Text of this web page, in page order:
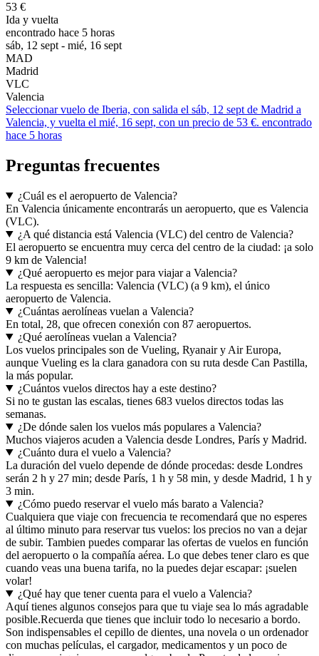
53 €
Ida y vuelta
encontrado hace 5 horas
sáb, 12 sept - mié, 16 sept
MAD
Madrid
VLC
Valencia
Seleccionar vuelo de Iberia, con salida el sáb, 12 sept de Madrid a
Valencia, y vuelta el mié, 16 sept, con un precio de 53 €. encontrado
hace 5 horas
Preguntas frecuentes
¿Cuál es el aeropuerto de Valencia?
En Valencia únicamente encontrarás un aeropuerto, que es Valencia
(VLC).
¿A qué distancia está Valencia (VLC) del centro de Valencia?
El aeropuerto se encuentra muy cerca del centro de la ciudad: ¡a solo
9 km de Valencia!
¿Qué aeropuerto es mejor para viajar a Valencia?
La respuesta es sencilla: Valencia (VLC) (a 9 km), el único
aeropuerto de Valencia.
¿Cuántas aerolíneas vuelan a Valencia?
En total, 28, que ofrecen conexión con 87 aeropuertos.
¿Qué aerolíneas vuelan a Valencia?
Los vuelos principales son de Vueling, Ryanair y Air Europa,
aunque Vueling es la clara ganadora con su ruta desde Can Pastilla,
la más popular.
¿Cuántos vuelos directos hay a este destino?
Si no te gustan las escalas, tienes 683 vuelos directos todas las
semanas.
¿De dónde salen los vuelos más populares a Valencia?
Muchos viajeros acuden a Valencia desde Londres, París y Madrid.
¿Cuánto dura el vuelo a Valencia?
La duración del vuelo depende de dónde procedas: desde Londres
serán 2 h y 27 min; desde París, 1 h y 58 min, y desde Madrid, 1 h y
3 min.
¿Cómo puedo reservar el vuelo más barato a Valencia?
Cualquiera que viaje con frecuencia te recomendará que no esperes
al último minuto para reservar tus vuelos: los precios no van a dejar
de subir. Tambien puedes comparar las ofertas de vuelos en función
del aeropuerto o la compañía aérea. Lo que debes tener claro es que
cuando veas una buena tarifa, no la puedes dejar escapar: ¡suelen
volar!
¿Qué hay que tener cuenta para el vuelo a Valencia?
Aquí tienes algunos consejos para que tu viaje sea lo más agradable
posible.Recuerda que tienes que incluir todo lo necesario a bordo.
Son indispensables el cepillo de dientes, una novela o un ordenador
con muchas películas, el cargador, medicamentos y un poco de